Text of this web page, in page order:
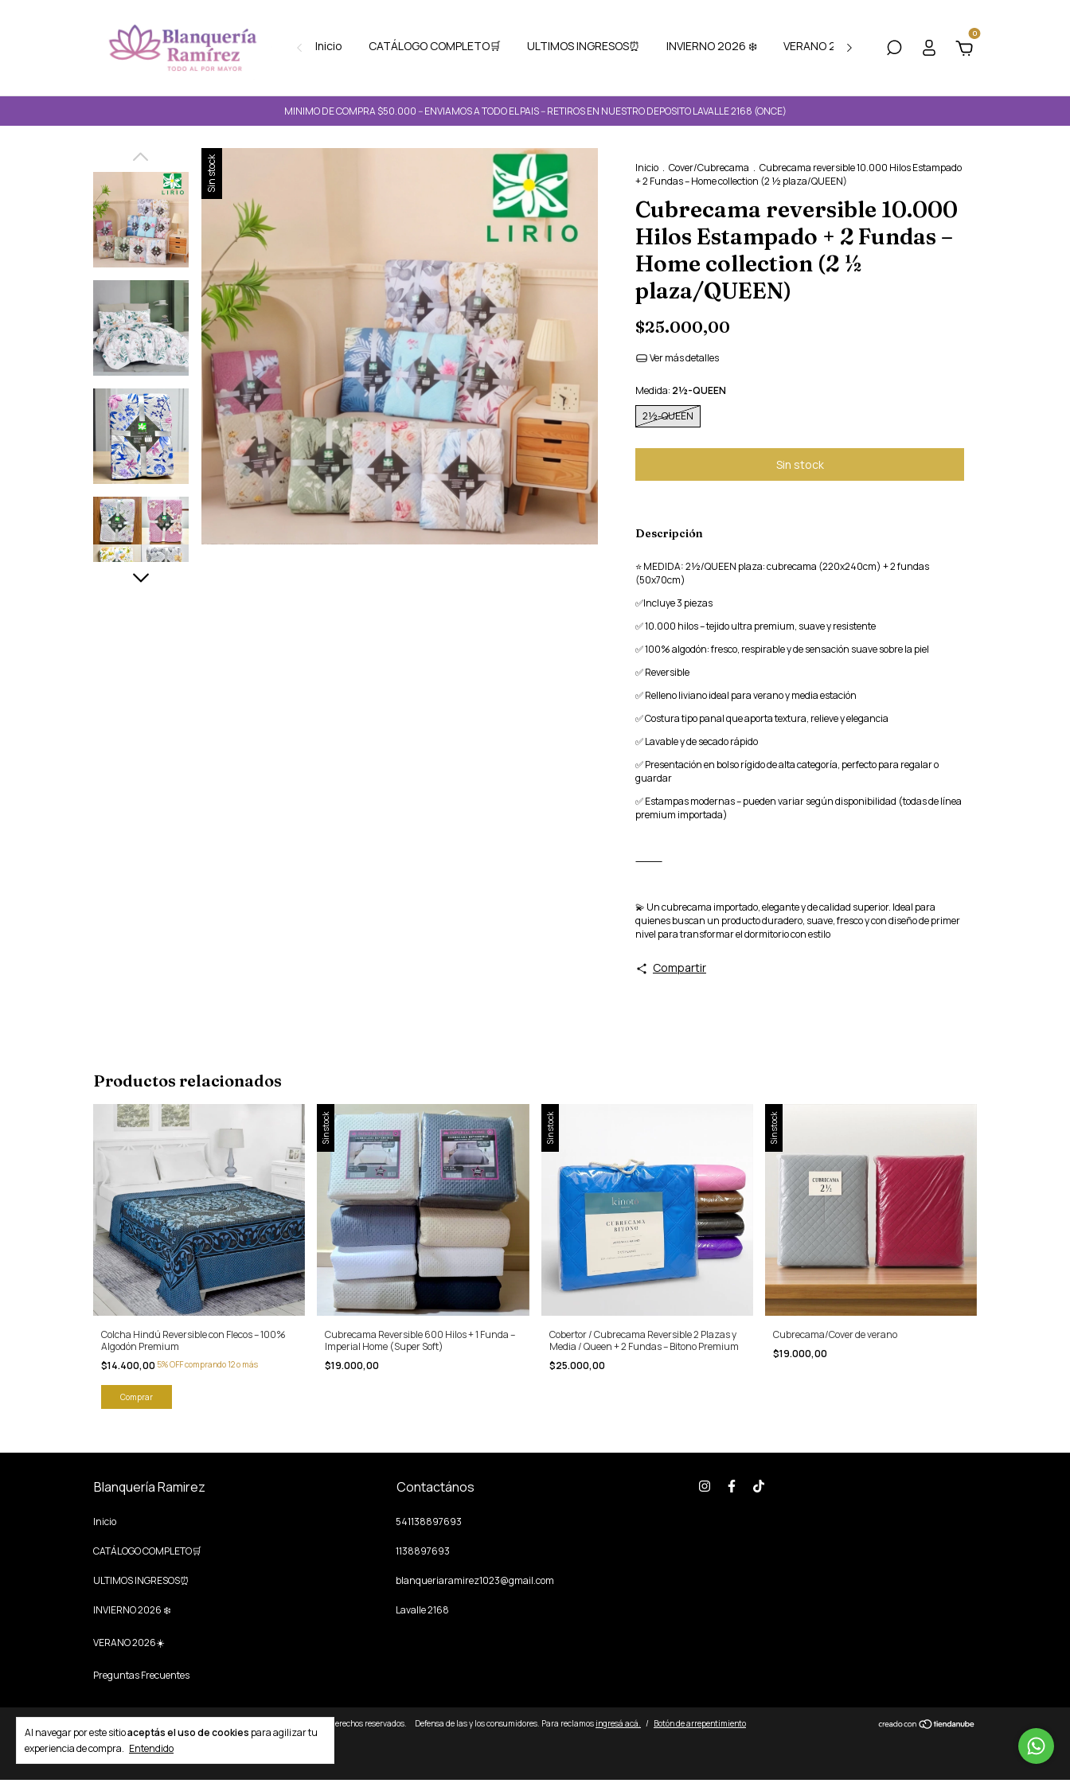
Inicio CATÁLOGO COMPLETO🛒 ULTIMOS INGRESOS⏰ INVIERNO 2026 ❄️ VERANO 2026☀️ Preguntas Frecuentes
0
MINIMO DE COMPRA $50.000 -- ENVIAMOS A TODO EL PAIS -- RETIROS EN NUESTRO DEPOSITO LAVALLE 2168 (ONCE)
Al navegar por este sitioaceptás el uso de cookies para agilizar tu
experiencia de compra. Entendido
Sin stock Inicio . Cover/Cubrecama . Cubrecama reversible 10.000 Hilos Estampado
+ 2 Fundas – Home collection (2 ½ plaza/QUEEN)
Cubrecama reversible 10.000
Hilos Estampado + 2 Fundas –
Home collection (2 ½
plaza/QUEEN)
$25.000,00
Ver más detalles
Medida: 2½-QUEEN
2½-QUEEN
Descripción
⭐️ MEDIDA: 2½/QUEEN plaza: cubrecama (220x240cm) + 2 fundas
(50x70cm)
✅Incluye 3 piezas
✅ 10.000 hilos – tejido ultra premium, suave y resistente
✅ 100% algodón: fresco, respirable y de sensación suave sobre la piel
✅ Reversible
✅ Relleno liviano ideal para verano y media estación
✅ Costura tipo panal que aporta textura, relieve y elegancia
✅ Lavable y de secado rápido
✅ Presentación en bolso rígido de alta categoría, perfecto para regalar o
guardar
✅ Estampas modernas – pueden variar según disponibilidad (todas de línea
premium importada)
⸻
💫 Un cubrecama importado, elegante y de calidad superior. Ideal para
quienes buscan un producto duradero, suave, fresco y con diseño de primer
nivel para transformar el dormitorio con estilo
Compartir
Productos relacionados
Colcha Hindú Reversible con Flecos – 100%
Algodón Premium
$14.400,00 5% OFF comprando 12 o más
Comprar
Sin stock
Cubrecama Reversible 600 Hilos + 1 Funda –
Imperial Home (Super Soft)
$19.000,00
Sin stock
Cobertor / Cubrecama Reversible 2 Plazas y
Media / Queen + 2 Fundas – Bitono Premium
$25.000,00
Sin stock
Cubrecama/Cover de verano
$19.000,00
Blanquería Ramirez
Inicio
CATÁLOGO COMPLETO🛒
ULTIMOS INGRESOS⏰
INVIERNO 2026 ❄️
VERANO 2026☀️
Preguntas Frecuentes
Contactános
541138897693
1138897693
blanqueriaramirez1023@gmail.com
Lavalle 2168
Copyright Blanquearía Ramírez - 20428740301 - 2026. Todos los derechos reservados. Defensa de las y los consumidores. Para reclamos ingresá acá. / Botón de arrepentimiento